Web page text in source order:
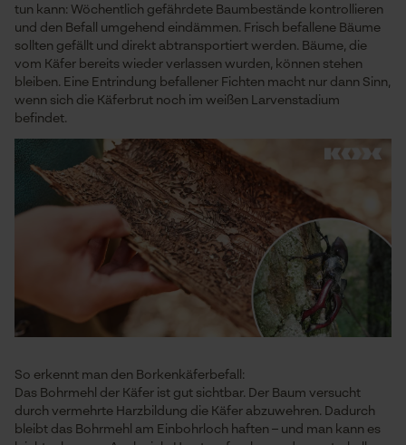
tun kann: Wöchentlich gefährdete Baumbestände kontrollieren
und den Befall umgehend eindämmen. Frisch befallene Bäume
sollten gefällt und direkt abtransportiert werden. Bäume, die
vom Käfer bereits wieder verlassen wurden, können stehen
bleiben. Eine Entrindung befallener Fichten macht nur dann Sinn,
wenn sich die Käferbrut noch im weißen Larvenstadium
befindet.
So erkennt man den Borkenkäferbefall:
Das Bohrmehl der Käfer ist gut sichtbar. Der Baum versucht
durch vermehrte Harzbildung die Käfer abzuwehren. Dadurch
bleibt das Bohrmehl am Einbohrloch haften – und man kann es